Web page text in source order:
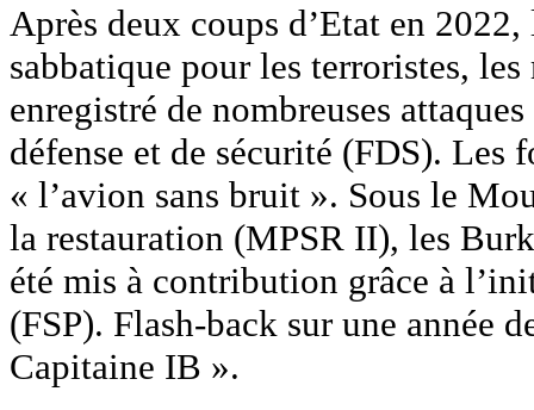
Après deux coups d’Etat en
sabbatique pour les terroristes,
enregistré de nombreuses
défense et de sécurité (FDS). Les
« l’avion sans bruit ». Sous le
la restauration (MPSR II), les
été mis à contribution grâce à
(FSP). Flash-back sur une année
Capitaine IB ».